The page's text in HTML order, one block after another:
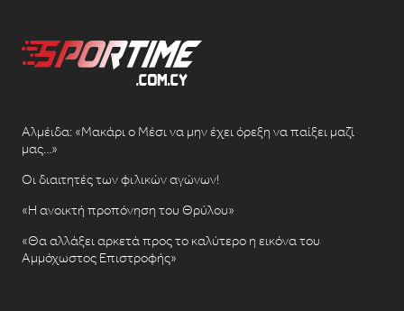
Αλμέιδα: «Μακάρι ο Μέσι να μην έχει όρεξη να παίξει μαζί
μας…»
Οι διαιτητές των φιλικών αγώνων!
«Η ανοικτή προπόνηση του Θρύλου»
«Θα αλλάξει αρκετά προς το καλύτερο η εικόνα του
Αμμόχωστος Επιστροφής»